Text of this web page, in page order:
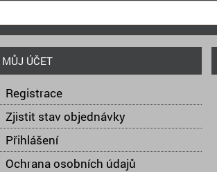
MŮJ ÚČET
Registrace
Zjistit stav objednávky
Přihlášení
Ochrana osobních údajů